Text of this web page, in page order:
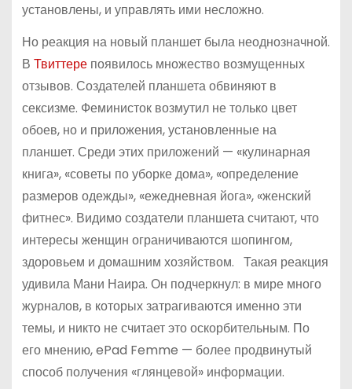
установлены, и управлять ими несложно.
Но реакция на новый планшет была неоднозначной.
В Твиттерепоявилось множество возмущенных
отзывов. Создателей планшета обвиняют в
сексизме. Феминисток возмутил не только цвет
обоев, но и приложения, установленные на
планшет. Среди этих приложений — «кулинарная
книга», «советы по уборке дома», «определение
размеров одежды», «ежедневная йога», «женский
фитнес». Видимо создатели планшета считают, что
интересы женщин ограничиваются шопингом,
здоровьем и домашним хозяйством. Такая реакция
удивила Мани Наира. Он подчеркнул: в мире много
журналов, в которых затрагиваются именно эти
темы, и никто не считает это оскорбительным. По
его мнению, ePad Femme — более продвинутый
способ получения «глянцевой» информации.